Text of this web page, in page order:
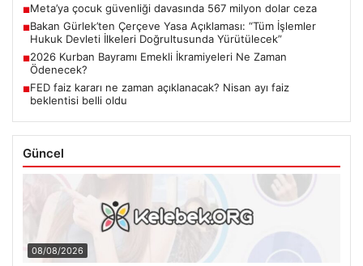
■Meta’ya çocuk güvenliği davasında 567 milyon dolar ceza
■Bakan Gürlek’ten Çerçeve Yasa Açıklaması: “Tüm İşlemler
Hukuk Devleti İlkeleri Doğrultusunda Yürütülecek”
■2026 Kurban Bayramı Emekli İkramiyeleri Ne Zaman
Ödenecek?
■FED faiz kararı ne zaman açıklanacak? Nisan ayı faiz
beklentisi belli oldu
Güncel
08/08/2026